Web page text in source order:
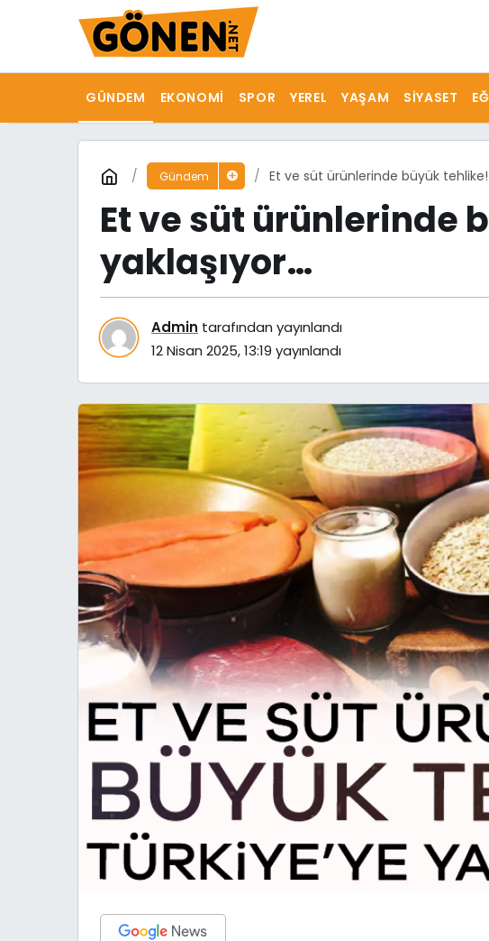
GÜNDEM EKONOMI SPOR YEREL YAŞAM SIYASET
Gündem Et ve süt ürünlerinde büyük tehlike!
Et ve süt ürünlerinde
yaklaşıyor…
Admin tarafından yayınlandı
12 Nisan 2025, 13:19 yayınlandı